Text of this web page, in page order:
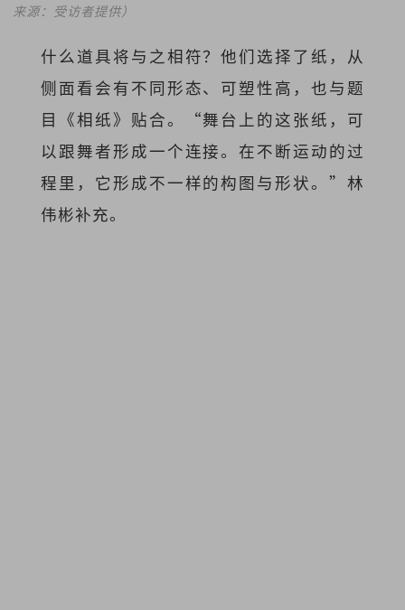
来源：受访者提供）
什么道具将与之相符？他们选择了纸，从
侧面看会有不同形态、可塑性高，也与题
目《相纸》贴合。“舞台上的这张纸，可
以跟舞者形成一个连接。在不断运动的过
程里，它形成不一样的构图与形状。”林
伟彬补充。